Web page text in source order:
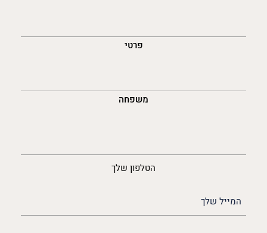
פרטי
משפחה
הטלפון שלך
(חובה)